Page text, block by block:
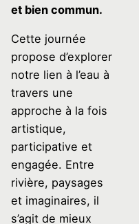
et bien commun.
Cette journée
propose d’explorer
notre lien à l’eau à
travers une
approche à la fois
artistique,
participative et
engagée. Entre
rivière, paysages
et imaginaires, il
s’agit de mieux